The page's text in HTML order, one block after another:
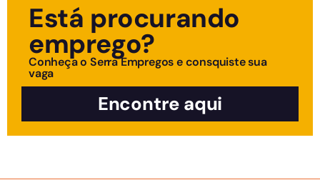
Está procurando
emprego?
Conheça o Serra Empregos e consquiste sua
vaga
Encontre aqui